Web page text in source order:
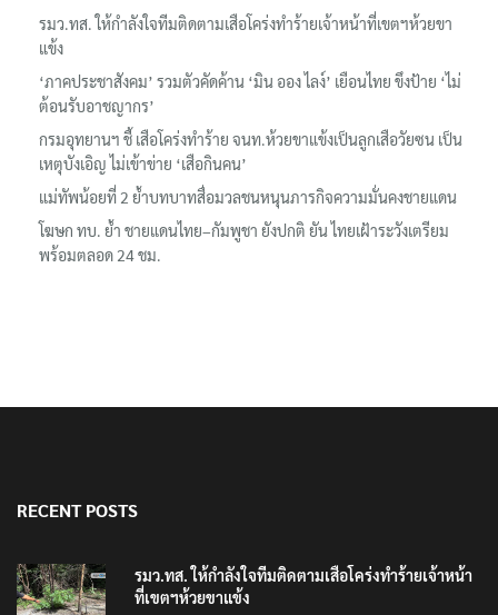
รมว.ทส. ให้กำลังใจทีมติดตามเสือโคร่งทำร้ายเจ้าหน้าที่เขตฯห้วยขา
แข้ง
‘ภาคประชาสังคม’ รวมตัวคัดค้าน ‘มิน ออง ไลง์’ เยือนไทย ขึงป้าย ‘ไม่
ต้อนรับอาชญากร’
กรมอุทยานฯ ชี้ เสือโคร่งทำร้าย จนท.ห้วยขาแข้งเป็นลูกเสือวัยซน เป็น
เหตุบังเอิญ ไม่เข้าข่าย ‘เสือกินคน’
แม่ทัพน้อยที่ 2 ย้ำบทบาทสื่อมวลชนหนุนภารกิจความมั่นคงชายแดน
โฆษก ทบ. ย้ำ ชายแดนไทย–กัมพูชา ยังปกติ ยัน ไทยเฝ้าระวังเตรียม
พร้อมตลอด 24 ชม.
RECENT POSTS
รมว.ทส. ให้กำลังใจทีมติดตามเสือโคร่งทำร้ายเจ้าหน้า
ที่เขตฯห้วยขาแข้ง